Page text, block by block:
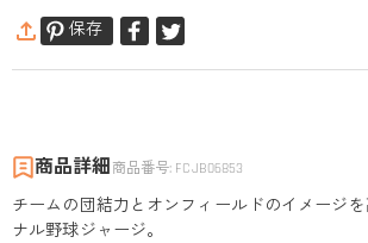
保存
商品詳細 商品番号: FCJB06853
チームの団結力とオンフィールドのイメージ
ナル野球ジャージ。